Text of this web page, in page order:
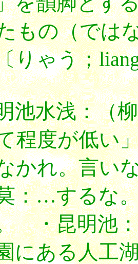
もの（では
りゃう；
池水浅：（
程度が低い
かれ。言い
：…するな
・昆明池
にある人工